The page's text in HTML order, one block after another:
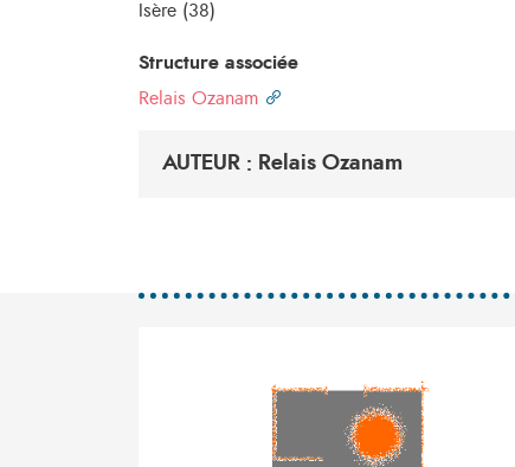
Isère (38)
Structure associée
Relais Ozanam
AUTEUR : Relais Ozanam